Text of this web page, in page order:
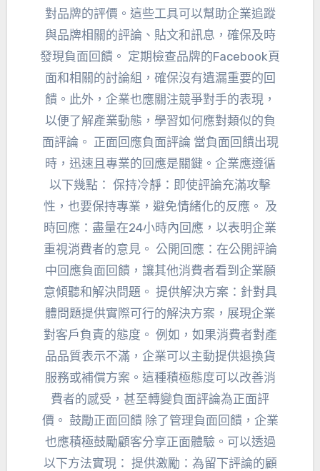
對品牌的評價。這些工具可以幫助企業追蹤
與品牌相關的評論、貼文和訊息，確保及時
發現負面回饋。 定期檢查品牌的Facebook頁
面和相關的討論組，確保沒有遺漏重要的回
饋。此外，企業也應關注競爭對手的表現，
以便了解產業動態，學習如何應對類似的負
面評論。 正面回應負面評論 當負面回饋出現
時，迅速且專業的回應是關鍵。企業應遵循
以下幾點： 保持冷靜：即使評論充滿攻擊
性，也要保持專業，避免情緒化的反應。 及
時回應：盡量在24小時內回應，以表明企業
重視消費者的意見。 公開回應：在公開評論
中回應負面回饋，讓其他消費者看到企業願
意傾聽和解決問題。 提供解決方案：針對具
體問題提供實際可行的解決方案，展現企業
對客戶負責的態度。 例如，如果消費者對產
品品質表示不滿，企業可以主動提供退換貨
服務或補償方案。這種積極態度可以改善消
費者的感受，甚至轉變負面評論為正面評
價。 鼓勵正面回饋 除了管理負面回饋，企業
也應積極鼓勵顧客分享正面體驗。可以透過
以下方法實現： 提供激勵：為留下評論的顧